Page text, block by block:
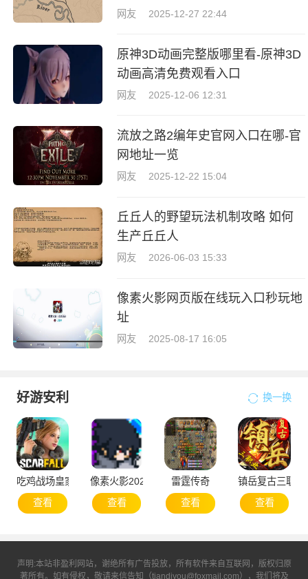
网友 2025-12-27 22:44
原神3D动画完整版哪里看-原神3D
动画高清免费观看入口
网友 2025-12-06 12:31
流放之路2编年史官网入口在哪-官
网地址一览
网友 2025-12-22 15:04
丘丘人的野望玩法机制攻略 如何
生产丘丘人
网友 2026-06-03 15:33
像素火影网页版在线玩入口秒玩地
址
网友 2025-08-17 16:05
好游安利 换一换
吃鸡战场皇家大战
查看
像素火影2025次世代1.20版本
查看
雷霆传奇
查看
镇岳复古三职业
查看
声明:本站非盈利网站，谢绝所有广告投放，所有软件来自互联网，版权归原
著所有。如有侵权，敬请来信告知（tiandiyou@foxmail.com），我们将及